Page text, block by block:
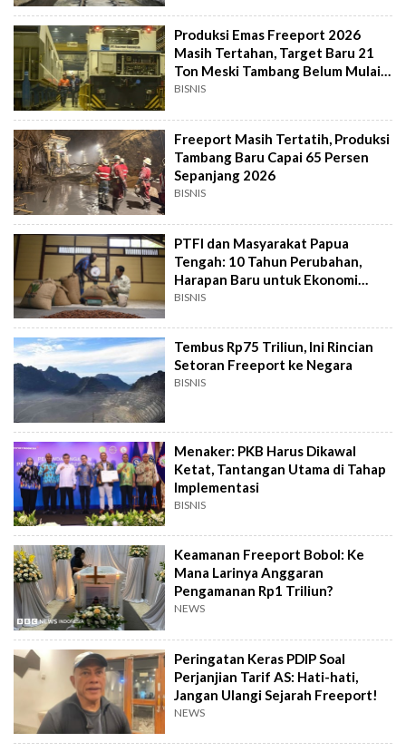
Produksi Emas Freeport 2026
Masih Tertahan, Target Baru 21
Ton Meski Tambang Belum Mulai
Pulih
BISNIS
Freeport Masih Tertatih, Produksi
Tambang Baru Capai 65 Persen
Sepanjang 2026
BISNIS
PTFI dan Masyarakat Papua
Tengah: 10 Tahun Perubahan,
Harapan Baru untuk Ekonomi
Berkelanjutan
BISNIS
Tembus Rp75 Triliun, Ini Rincian
Setoran Freeport ke Negara
BISNIS
Menaker: PKB Harus Dikawal
Ketat, Tantangan Utama di Tahap
Implementasi
BISNIS
Keamanan Freeport Bobol: Ke
Mana Larinya Anggaran
Pengamanan Rp1 Triliun?
NEWS
Peringatan Keras PDIP Soal
Perjanjian Tarif AS: Hati-hati,
Jangan Ulangi Sejarah Freeport!
NEWS